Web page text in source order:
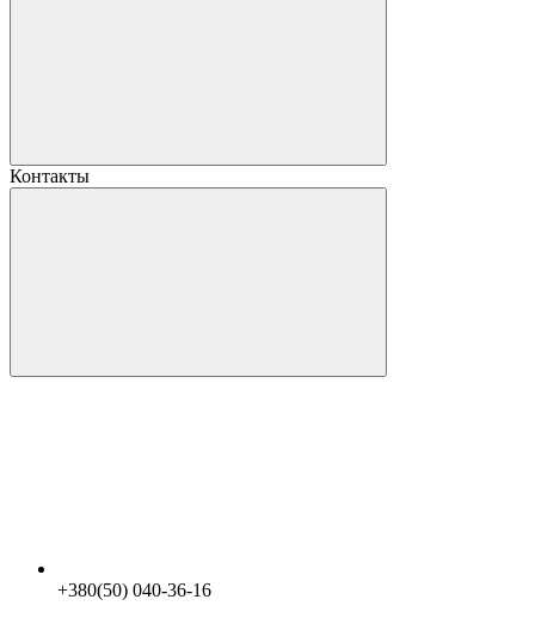
Контакты
+380(50) 040-36-16